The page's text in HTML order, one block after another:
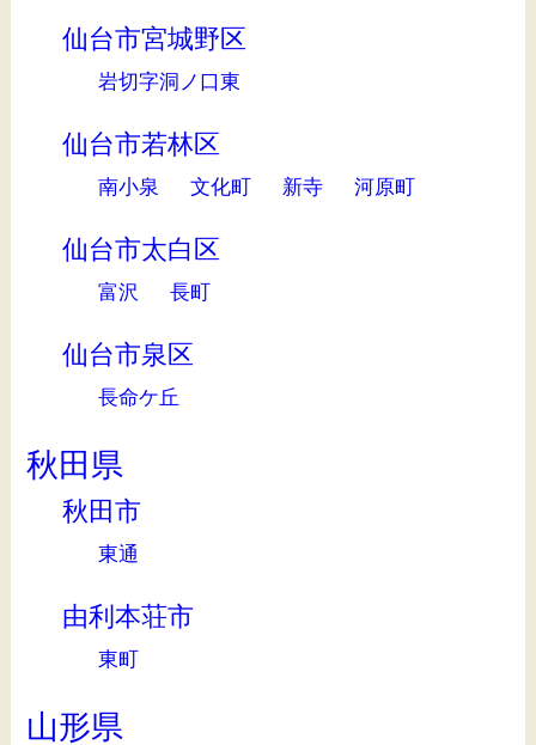
仙台市宮城野区
岩切字洞ノ口東
仙台市若林区
南小泉 文化町 新寺 河原町
仙台市太白区
富沢 長町
仙台市泉区
長命ケ丘
秋田県
秋田市
東通
由利本荘市
東町
山形県